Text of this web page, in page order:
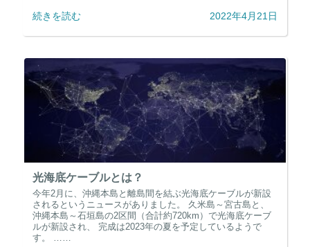
続きを読む 2022年4月21日
光海底ケーブルとは？
今年2月に、沖縄本島と離島間を結ぶ光海底ケーブルが新設
されるというニュースがありました。 久米島～宮古島と、
沖縄本島～石垣島の2区間（合計約720km）で光海底ケーブ
ルが新設され、 完成は2023年の夏を予定しているようで
す。 ……